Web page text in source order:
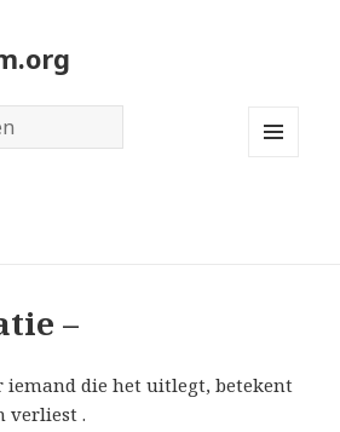
–
iemand die het uitlegt, betekent
verliest .